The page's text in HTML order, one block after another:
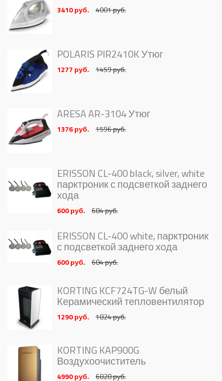
3410 руб. 4001 руб.
POLARIS PIR2410K Утюг
1277 руб. 1459 руб.
ARESA AR-3104 Утюг
1376 руб. 1596 руб.
ERISSON CL-400 black, silver, white
парктроник с подсветкой заднего
хода
600 руб. 684 руб.
ERISSON CL-400 white, парктроник
с подсветкой заднего хода
600 руб. 684 руб.
KORTING KCF724TG-W белый
Керамический тепловентилятор
1290 руб. 1824 руб.
KORTING KAP900G
Воздухоочиститель
4990 руб. 6828 руб.